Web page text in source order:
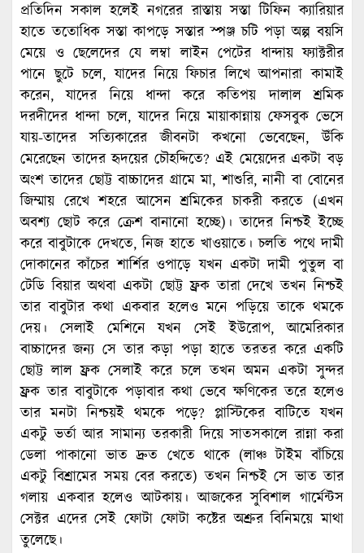
প্রতিদিন সকাল হলেই নগরের রাস্তায় সস্তা টিফিন ক্যারিয়ার
হাতে ততোধিক সস্তা কাপড়ে সস্তার স্পঞ্জ চটি পড়া অল্প বয়সি
মেয়ে ও ছেলেদের যে লম্বা লাইন পেটের ধান্দায় ফ্যাক্টরীর
পানে ছুটে চলে, যাদের নিয়ে ফিচার লিখে আপনারা কামাই
করেন, যাদের নিয়ে ধান্দা করে কতিপয় দালাল শ্রমিক
দরদীদের ধান্দা চলে, যাদের নিয়ে মায়াকান্নায় ফেসবুক ভেসে
যায়-তাদের সত্যিকারের জীবনটা কখনো ভেবেছেন, উঁকি
মেরেছেন তাদের হৃদয়ের চৌহদ্দিতে? এই মেয়েদের একটা বড়
অংশ তাদের ছোট্ট বাচ্চাদের গ্রামে মা, শাশুরি, নানী বা বোনের
জিম্মায় রেখে শহরে আসেন শ্রমিকের চাকরী করতে (এখন
অবশ্য ছোট করে ক্রেশ বানানো হচ্ছে)। তাদের নিশ্চই ইচ্ছে
করে বাবুটাকে দেখতে, নিজ হাতে খাওয়াতে। চলতি পথে দামী
দোকানের কাঁচের শার্শির ওপাড়ে যখন একটা দামী পুতুল বা
টেডি বিয়ার অথবা একটা ছোট্ট ফ্রক তারা দেখে তখন নিশ্চই
তার বাবুটার কথা একবার হলেও মনে পড়িয়ে তাকে থমকে
দেয়। সেলাই মেশিনে যখন সেই ইউরোপ, আমেরিকার
বাচ্চাদের জন্য সে তার কড়া পড়া হাতে তরতর করে একটি
ছোট্ট লাল ফ্রক সেলাই করে চলে তখন অমন একটা সুন্দর
ফ্রক তার বাবুটাকে পড়াবার কথা ভেবে ক্ষণিকের তরে হলেও
তার মনটা নিশ্চয়ই থমকে পড়ে? প্লাস্টিকের বাটিতে যখন
একটু ভর্তা আর সামান্য তরকারী দিয়ে সাতসকালে রান্না করা
ডেলা পাকানো ভাত দ্রুত খেতে থাকে (লাঞ্চ টাইম বাঁচিয়ে
একটু বিশ্রামের সময় বের করতে) তখন নিশ্চই সে ভাত তার
গলায় একবার হলেও আটকায়। আজকের সুবিশাল গার্মেন্টস
সেক্টর এদের সেই ফোটা ফোটা কষ্টের অশ্রুর বিনিময়ে মাথা
তুলেছে।